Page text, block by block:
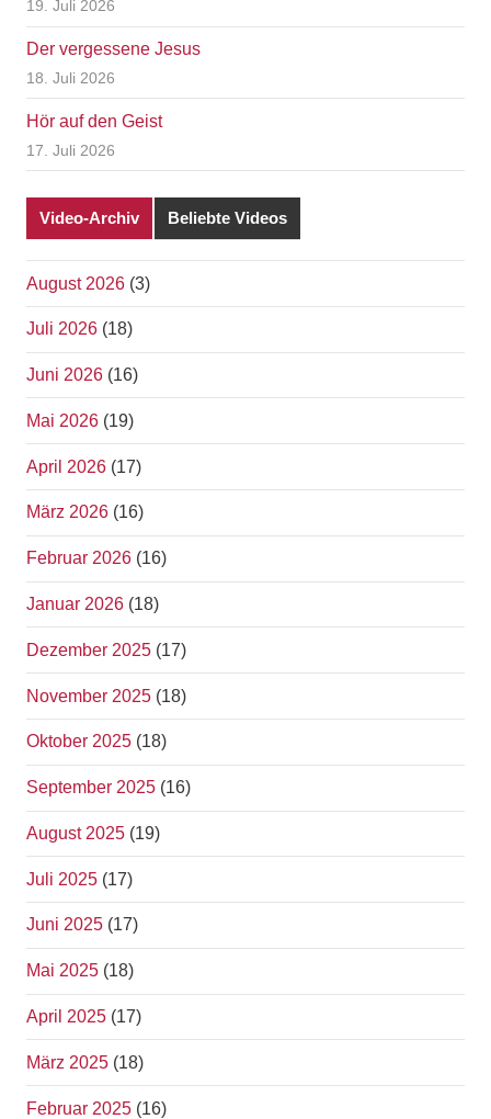
19. Juli 2026
Der vergessene Jesus
18. Juli 2026
Hör auf den Geist
17. Juli 2026
Video-Archiv Beliebte Videos
August 2026 (3)
Juli 2026 (18)
Juni 2026 (16)
Mai 2026 (19)
April 2026 (17)
März 2026 (16)
Februar 2026 (16)
Januar 2026 (18)
Dezember 2025 (17)
November 2025 (18)
Oktober 2025 (18)
September 2025 (16)
August 2025 (19)
Juli 2025 (17)
Juni 2025 (17)
Mai 2025 (18)
April 2025 (17)
März 2025 (18)
Februar 2025 (16)